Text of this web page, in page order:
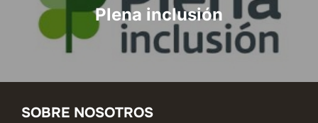
entradas Plena inclusión
SOBRE NOSOTROS